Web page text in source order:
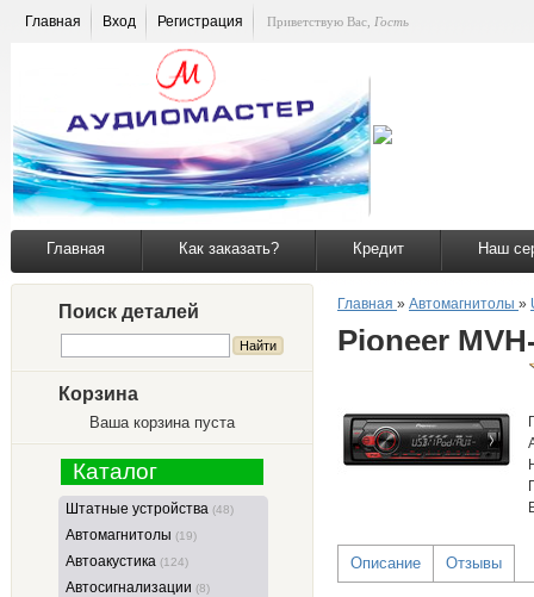
Главная Вход Регистрация Приветствую Вас Гость
Главная Как заказать? Кредит Наш
Поиск деталей
Корзина
Ваша корзина пуста
Каталог
Штатные устройства (48)
Автомагнитолы (19)
Автоакустика (124)
Автосигнализации (8)
Главная » Автомагнитолы »
Pioneer
Описание Отзывы